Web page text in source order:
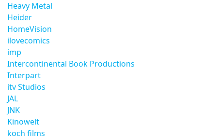
Heavy Metal
Heider
HomeVision
ilovecomics
imp
Intercontinental Book Productions
Interpart
itv Studios
JAL
JNK
Kinowelt
koch films